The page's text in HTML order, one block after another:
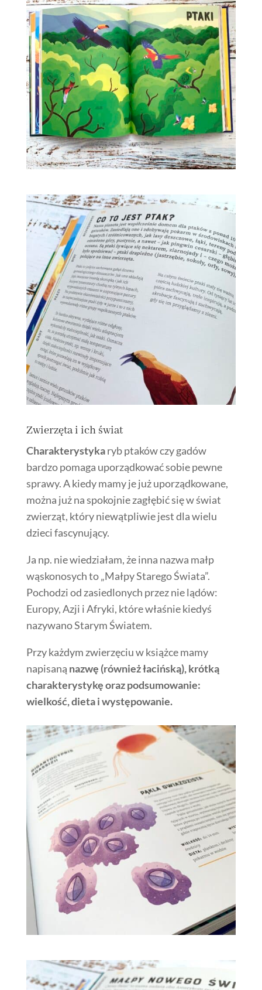
Zwierzęta i ich świat
Charakterystykaryb ptaków czy gadów
bardzo pomaga uporządkować sobie pewne
sprawy. A kiedy mamy je już uporządkowane,
można już na spokojnie zagłębić się w świat
zwierząt, który niewątpliwie jest dla wielu
dzieci fascynujący.
Ja np. nie wiedziałam, że inna nazwa małp
wąskonosych to „Małpy Starego Świata”.
Pochodzi od zasiedlonych przez nie lądów:
Europy, Azji i Afryki, które właśnie kiedyś
nazywano Starym Światem.
Przy każdym zwierzęciu w książce mamy
napisaną nazwę (również łacińską), krótką
charakterystykę oraz podsumowanie:
wielkość, dieta i występowanie.